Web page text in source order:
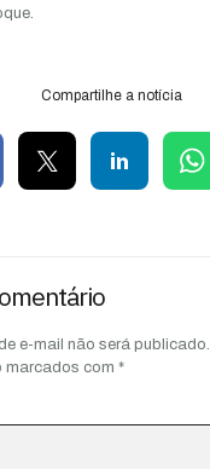
Compartilhe a notícia
e-mail não será publicado.
com *